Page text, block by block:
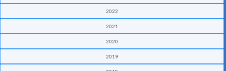
2022
2021
2020
2019